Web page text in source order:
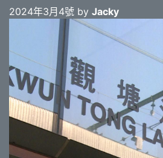
2024年3月4號 by Jacky